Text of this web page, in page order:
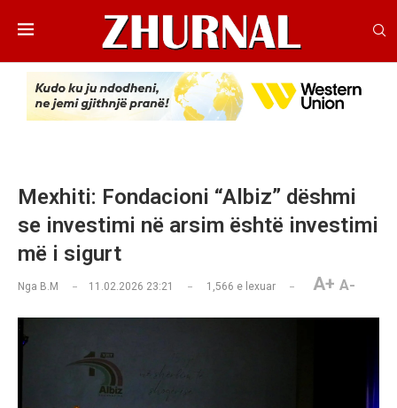
Mexhiti: Fondacioni “Albiz” dëshmi
se investimi në arsim është investimi
më i sigurt
Nga B.M 11.02.2026 23:21 1,566 e lexuar A+ A-